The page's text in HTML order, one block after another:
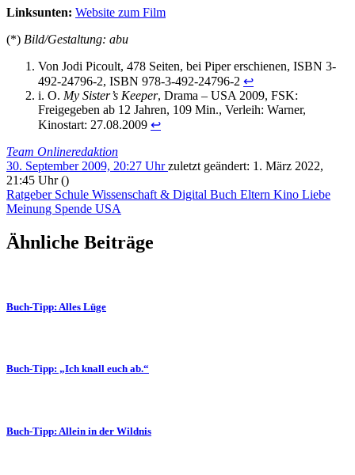
Linksunten: Website zum Film
(*) Bild/Gestaltung: abu
Von Jodi Picoult, 478 Seiten, bei Piper erschienen, ISBN 3-
492-24796-2, ISBN 978-3-492-24796-2 ↩
i. O. My Sister’s Keeper, Drama – USA 2009, FSK:
Freigegeben ab 12 Jahren, 109 Min., Verleih: Warner,
Kinostart: 27.08.2009 ↩
Team Onlineredaktion
30. September 2009, 20:27 Uhrzuletzt geändert: 1. März 2022,
21:45 Uhr()
Ratgeber Schule Wissenschaft & Digital Buch Eltern Kino Liebe
Meinung Spende USA
Ähnliche Beiträge
Buch-Tipp: Alles Lüge
Buch-Tipp: „Ich knall euch ab.“
Buch-Tipp: Allein in der Wildnis